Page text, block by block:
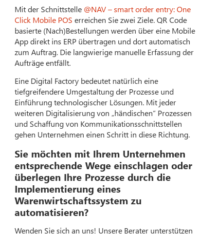
Mit der Schnittstelle @NAV – smart order entry: One
Click Mobile POS erreichen Sie zwei Ziele. QR Code
basierte (Nach)Bestellungen werden über eine Mobile
App direkt ins ERP übertragen und dort automatisch
zum Auftrag. Die langwierige manuelle Erfassung der
Aufträge entfällt.
Eine Digital Factory bedeutet natürlich eine
tiefgreifendere Umgestaltung der Prozesse und
Einführung technologischer Lösungen. Mit jeder
weiteren Digitalisierung von „händischen“ Prozessen
und Schaffung von Kommunikationsschnittstellen
gehen Unternehmen einen Schritt in diese Richtung.
Sie möchten mit Ihrem Unternehmen
entsprechende Wege einschlagen oder
überlegen Ihre Prozesse durch die
Implementierung eines
Warenwirtschaftssystem zu
automatisieren?
Wenden Sie sich an uns! Unsere Berater unterstützen